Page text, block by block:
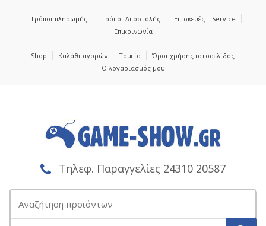
Τρόποι πληρωμής Τρόποι Αποστολής
Επισκευές – Service
Επικοινωνία
Shop Καλάθι αγορών Ταμείο
Όροι χρήσης ιστοσελίδας
Ο λογαριασμός μου
Τηλεφ. Παραγγελίες 24310 20587
για: